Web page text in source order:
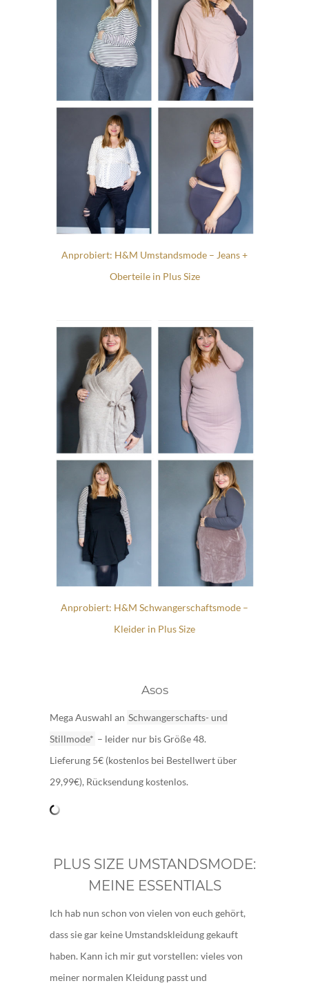
Anprobiert: H&M Umstandsmode – Jeans +
Oberteile in Plus Size
Anprobiert: H&M Schwangerschaftsmode –
Kleider in Plus Size
Asos
Mega Auswahl an Schwangerschafts- und
Stillmode* – leider nur bis Größe 48.
Lieferung 5€ (kostenlos bei Bestellwert über
29,99€), Rücksendung kostenlos.
PLUS SIZE UMSTANDSMODE:
MEINE ESSENTIALS
Ich hab nun schon von vielen von euch gehört,
dass sie gar keine Umstandskleidung gekauft
haben. Kann ich mir gut vorstellen: vieles von
meiner normalen Kleidung passt und